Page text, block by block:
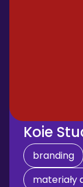
Koie
branding
materiały